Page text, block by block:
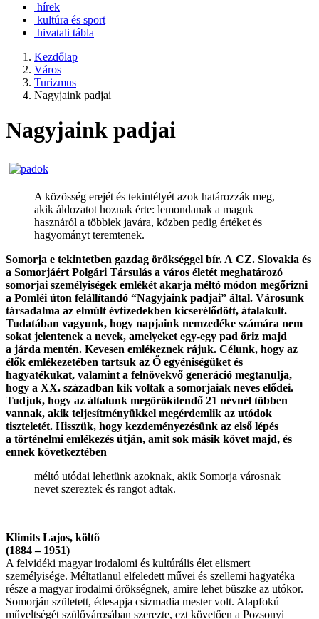
hírek
kultúra és sport
hivatali tábla
Kezdőlap
Város
Turizmus
Nagyjaink padjai
Nagyjaink padjai
A közösség erejét és tekintélyét azok határozzák meg,
akik áldozatot hoznak érte: lemondanak a maguk
hasznáról a többiek javára, közben pedig értéket és
hagyományt teremtenek.
Somorja e tekintetben gazdag örökséggel bír. A CZ. Slovakia és
a Somorjáért Polgári Társulás a város életét meghatározó
somorjai személyiségek emlékét akarja méltó módon megőrizni
a Pomléi úton felállítandó “Nagyjaink padjai” által. Városunk
társadalma az elmúlt évtizedekben kicserélődött, átalakult.
Tudatában vagyunk, hogy napjaink nemzedéke számára nem
sokat jelentenek a nevek, amelyeket egy-egy pad őriz majd
a járda mentén. Kevesen emlékeznek rájuk. Célunk, hogy az
élők emlékezetében tartsuk az Ő egyéniségüket és
hagyatékukat, valamint a felnövekvő generáció megtanulja,
hogy a XX. században kik voltak a somorjaiak neves elődei.
Tudjuk, hogy az általunk megörökítendő 21 névnél többen
vannak, akik teljesítményükkel megérdemlik az utódok
tiszteletét. Hisszük, hogy kezdeményezésünk az első lépés
a történelmi emlékezés útján, amit sok másik követ majd, és
ennek következtében
méltó utódai lehetünk azoknak, akik Somorja városnak
nevet szereztek és rangot adtak.
Klimits Lajos, költő
(1884 – 1951)
A felvidéki magyar irodalomi és kultúrális élet elismert
személyisége. Méltatlanul elfeledett művei és szellemi hagyatéka
része a magyar irodalmi örökségnek, amire lehet büszke az utókor.
Somorján született, édesapja csizmadia mester volt. Alapfokú
műveltségét szülővárosában szerezte, ezt követően a Pozsonyi